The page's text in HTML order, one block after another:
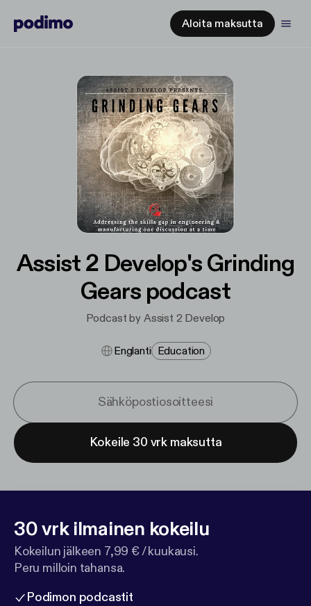
Aloita maksutta
Assist 2 Develop's Grinding
Gears podcast
Podcast by Assist 2 Develop
Englanti Education
Kokeile 30 vrk maksutta
30 vrk ilmainen kokeilu
Kokeilun jälkeen 7,99 € / kuukausi.
Peru milloin tahansa.
Podimon podcastit